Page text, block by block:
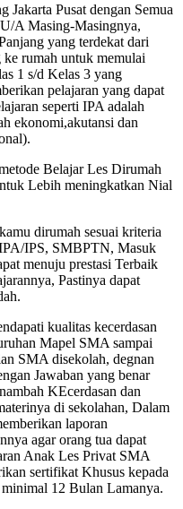
Pusat dengan Semua
A Masing-Masingnya,
yang terdekat dari
rumah untuk memulai
1 s/d Kelas 3 yang
pelajaran yang dapat
seperti IPA adalah
ekonomi,akutansi dan
Belajar Les Dirumah
Lebih meningkatkan Nial
dirumah sesuai kriteria
IPS, SMBPTN, Masuk
menuju prestasi Terbaik
Pastinya dapat
kualitas kecerdasan
Mapel SMA sampai
SMA disekolah, degnan
Jawaban yang benar
KEcerdasan dan
di sekolahan, Dalam
laporan
agar orang tua dapat
Anak Les Privat SMA
sertifikat Khusus kepada
12 Bulan Lamanya.